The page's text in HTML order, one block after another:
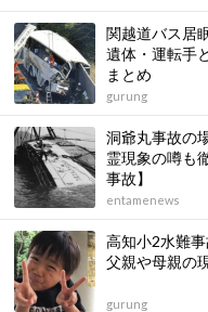
関越道バス居
遺体・運転手
まとめ
gurung
洞爺丸事故の
霊現象の噂も
事故】
entamenews
高知小2水難
父親や母親の
gurung